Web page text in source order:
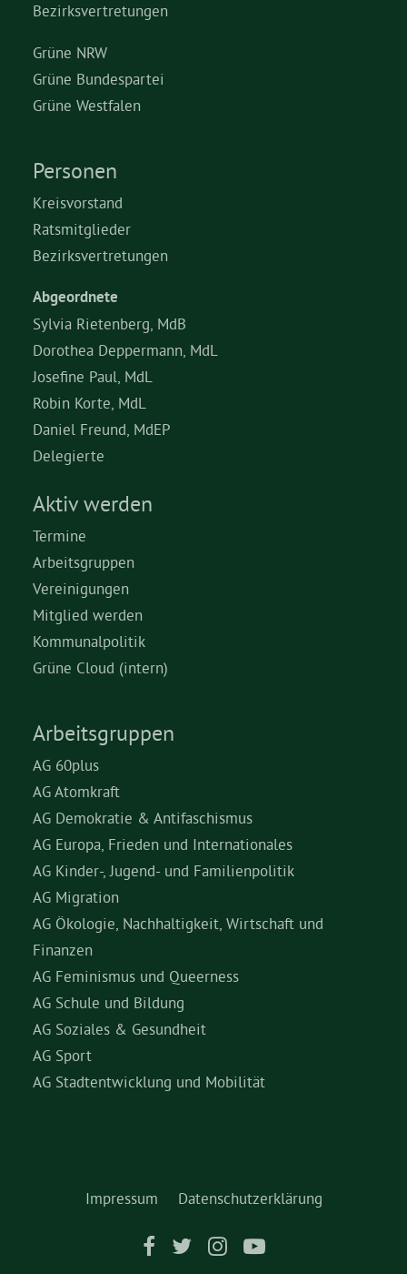
Aktuelles
Termine
Kontakt
Bezirksvertretungen
Grüne NRW
Grüne Bundespartei
Grüne Westfalen
Personen
Kreisvorstand
Ratsmitglieder
Bezirksvertretungen
Abgeordnete
Sylvia Rietenberg, MdB
Dorothea Deppermann, MdL
Josefine Paul, MdL
Robin Korte, MdL
Daniel Freund, MdEP
Delegierte
Aktiv werden
Termine
Arbeitsgruppen
Vereinigungen
Mitglied werden
Kommunalpolitik
Grüne Cloud (intern)
Arbeitsgruppen
AG 60plus
AG Atomkraft
AG Demokratie & Antifaschismus
AG Europa, Frieden und Internationales
AG Kinder-, Jugend- und Familienpolitik
AG Migration
AG Ökologie, Nachhaltigkeit, Wirtschaft und
Finanzen
AG Feminismus und Queerness
AG Schule und Bildung
AG Soziales & Gesundheit
AG Sport
AG Stadtentwicklung und Mobilität
Impressum Datenschutzerklärung